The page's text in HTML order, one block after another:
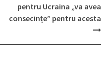
pentru Ucraina „va avea
consecințe” pentru acesta